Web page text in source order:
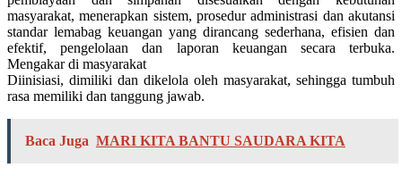
masyarakat, menerapkan sistem, prosedur administrasi dan akutansi
standar lemabag keuangan yang dirancang sederhana, efisien dan
efektif, pengelolaan dan laporan keuangan secara terbuka.
Mengakar di masyarakat
Diinisiasi, dimiliki dan dikelola oleh masyarakat, sehingga tumbuh
rasa memiliki dan tanggung jawab.
Baca Juga MARI KITA BANTU SAUDARA KITA